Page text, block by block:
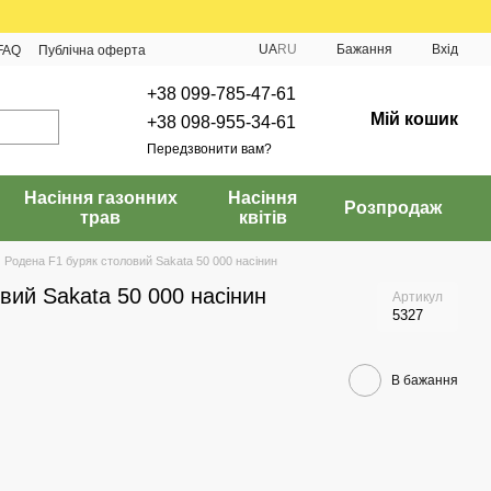
Публічна оферта UARU Бажання Вхід
+38 099-785-47-61
+38 098-955-34-61
Передзвонити вам?
Мій кошик
Насіння газонних
трав
Насіння
квітів
Розпродаж
Родена F1 буряк столовий Sakata 50 000 насінин
Sakata 50 000 насінин Артикул
5327
В бажання